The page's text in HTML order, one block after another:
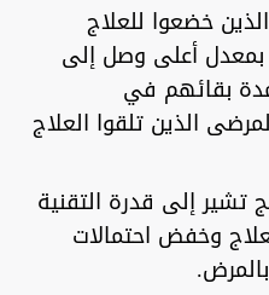
خضعوا للعلاج
بمعدل أعلى وصل إلى
مدة بقائهم في
الذين تلقوا العلاج
تشير إلى قدرة التقنية
وخفض احتمالات